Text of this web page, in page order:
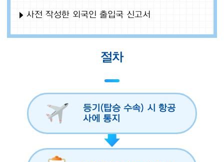
사전 작성한 외국인 출입국 신고서
절차
등기(탑승 수속) 시 항공
사에 통지